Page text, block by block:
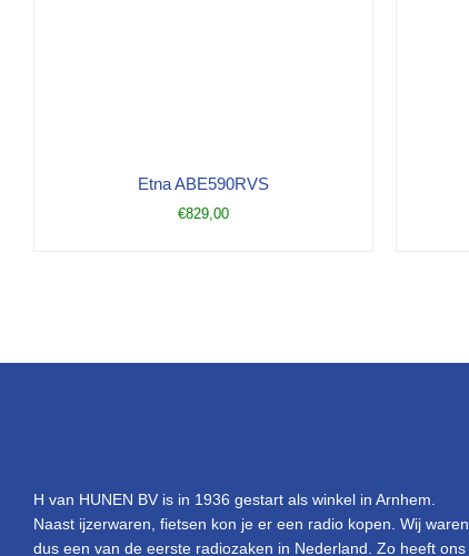
Etna ABE590RVS
€829,00
H van HUNEN BV is in 1936 gestart als winkel in Arnhem.
Naast ijzerwaren, fietsen kon je er een radio kopen. Wij waren
dus een van de eerste radiozaken in Nederland. Zo heeft ons